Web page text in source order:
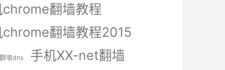
chrome翻墙教程
chrome翻墙教程2015
墙dns
手机XX-net翻墙